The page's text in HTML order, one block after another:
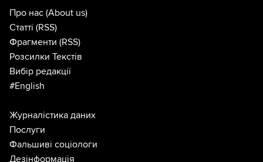
Про нас (About us)
Статті (RSS)
Фрагменти (RSS)
Розсилки Текстів
Вибір редакції
#English
Журналістика даних
Послуги
Фальшиві соціологи
Дезінформація